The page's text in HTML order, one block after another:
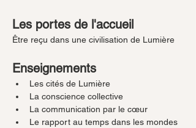
Les portes de l'accueil
Être reçu dans une civilisation de Lumière
Enseignements
Les cités de Lumière
La conscience collective
La communication par le cœur
Le rapport au temps dans les mondes